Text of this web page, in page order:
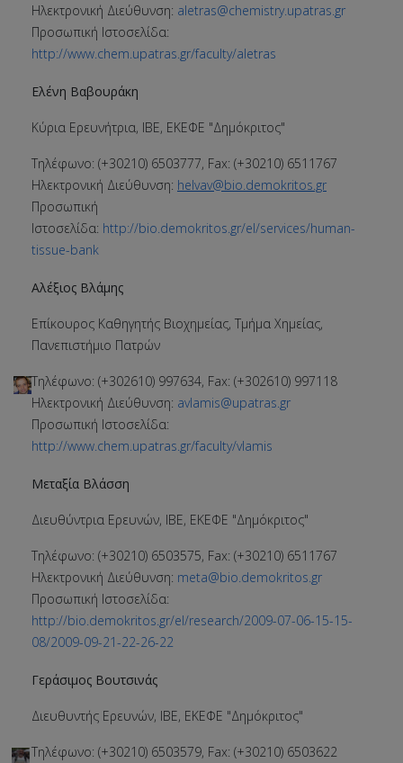
Ηλεκτρονική Διεύθυνση: aletras@chemistry.upatras.gr
Προσωπική Ιστοσελίδα:
http://www.chem.upatras.gr/faculty/aletras
Ελένη Βαβουράκη
Κύρια Ερευνήτρια, ΙΒΕ, ΕΚΕΦΕ "Δημόκριτος"
Τηλέφωνο: (+30210) 6503777, Fax: (+30210) 6511767
Ηλεκτρονική Διεύθυνση: helvav@bio.demokritos.gr
Προσωπική
Ιστοσελίδα: http://bio.demokritos.gr/el/services/human-
tissue-bank
Αλέξιος Βλάμης
Επίκουρος Καθηγητής Βιοχημείας, Τμήμα Χημείας,
Πανεπιστήμιο Πατρών
Τηλέφωνο: (+302610) 997634, Fax: (+302610) 997118
Ηλεκτρονική Διεύθυνση: avlamis@upatras.gr
Προσωπική Ιστοσελίδα:
http://www.chem.upatras.gr/faculty/vlamis
Μεταξία Βλάσση
Διευθύντρια Ερευνών, ΙΒΕ, ΕΚΕΦΕ "Δημόκριτος"
Τηλέφωνο: (+30210) 6503575, Fax: (+30210) 6511767
Ηλεκτρονική Διεύθυνση: meta@bio.demokritos.gr
Προσωπική Ιστοσελίδα:
http://bio.demokritos.gr/el/research/2009-07-06-15-15-
08/2009-09-21-22-26-22
Γεράσιμος Βουτσινάς
Διευθυντής Ερευνών, ΙΒΕ, ΕΚΕΦΕ "Δημόκριτος"
Τηλέφωνο: (+30210) 6503579, Fax: (+30210) 6503622